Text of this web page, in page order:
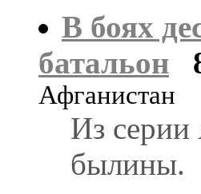
В боях
батальон
Афганистан
Из серии
былины.